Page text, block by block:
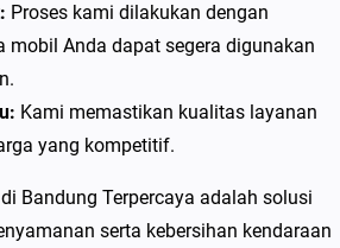
Proses kami dilakukan dengan
mobil Anda dapat segera digunakan
Kami memastikan kualitas layanan
yang kompetitif.
Bandung Terpercaya adalah solusi
serta kebersihan kendaraan